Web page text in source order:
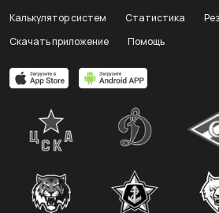
Калькулятор систем
Статистика
Скачать приложение
Помощь